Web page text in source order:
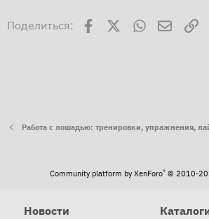
Поделиться: Facebook WhatsApp
Работа с лошадью: тренировки, упражнения,
Community platform by XenForo® © 2010-
Новости